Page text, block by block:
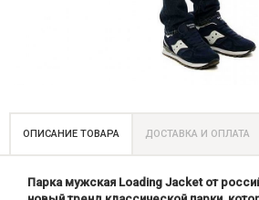
ОПИСАНИЕ ТОВАРА ДОСТАВКА И ОПЛАТА
Парка мужская Loading Jacket от